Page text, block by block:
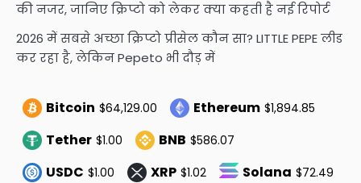
की नजर, जानिए क्रिप्टो को लेकर क्या कहती है नई रिपोर्ट
2026 में सबसे अच्छा क्रिप्टो प्रीसेल कौन सा? LITTLE PEPE लीड
कर रहा है, लेकिन Pepeto भी दौड़ में
Bitcoin $64,129.00 Ethereum $1,894.85
Tether $1.00 BNB $586.07
USDC $1.00 XRP $1.02 Solana $72.49